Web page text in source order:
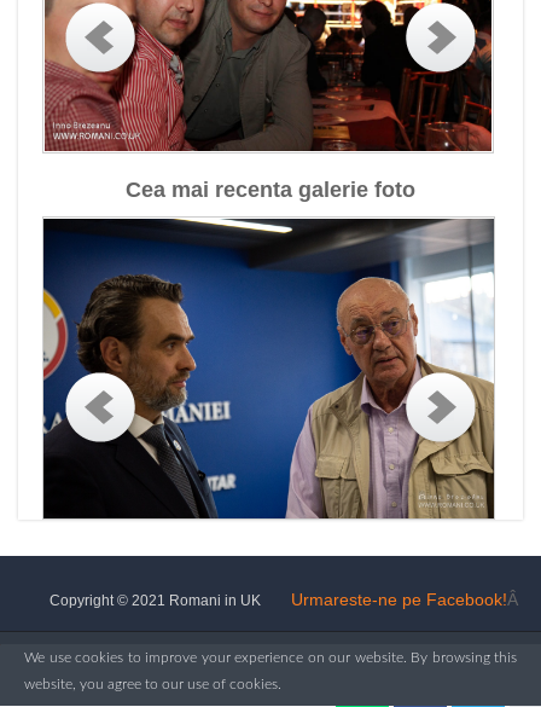
Cea mai recenta galerie foto
Urmareste-ne pe Facebook!Â
Copyright © 2021 Romani in UK
We use cookies to improve your experience on our website. By browsing this
website, you agree to our use of cookies.